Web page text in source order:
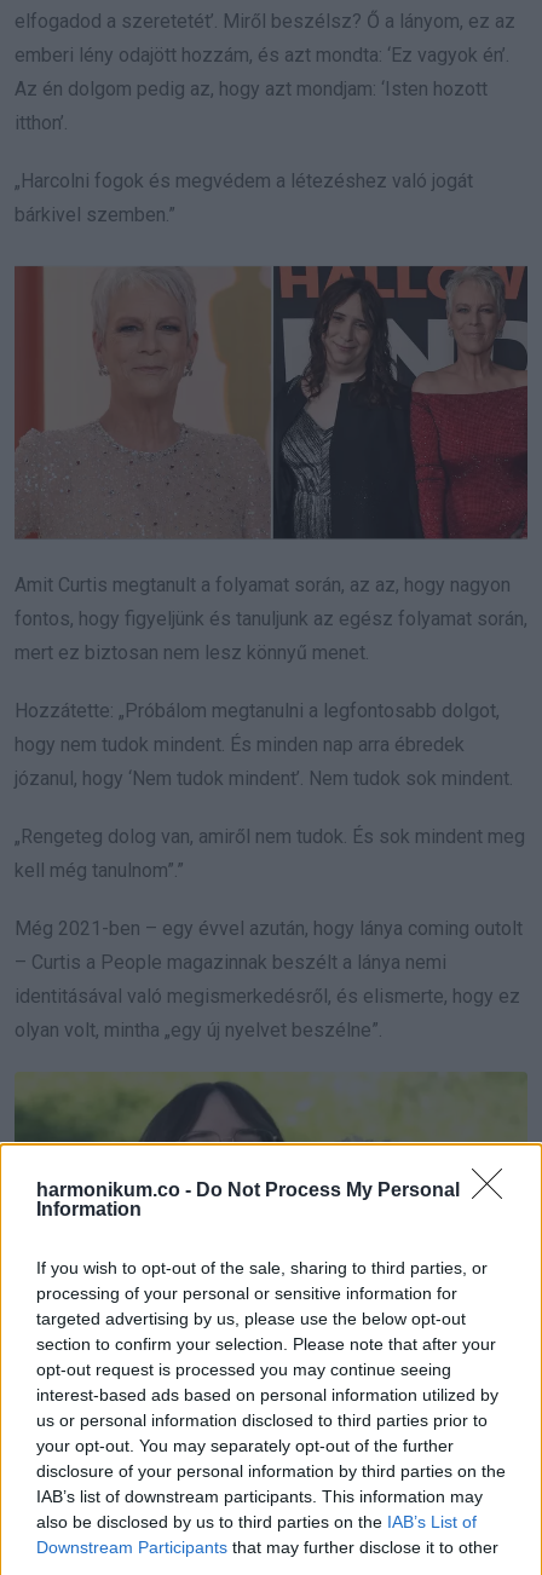
harmonikum.co - Do Not Process My Personal
Information
If you wish to opt-out of the sale, sharing to third parties, or
processing of your personal or sensitive information for
targeted advertising by us, please use the below opt-out
section to confirm your selection. Please note that after your
opt-out request is processed you may continue seeing
interest-based ads based on personal information utilized by
us or personal information disclosed to third parties prior to
your opt-out. You may separately opt-out of the further
disclosure of your personal information by third parties on the
IAB’s list of downstream participants. This information may
also be disclosed by us to third parties on the IAB’s List of
Downstream Participants that may further disclose it to other
elfogadod a szeretetét’. Miről beszélsz? Ő a lányom, ez az
emberi lény odajött hozzám, és azt mondta: ‘Ez vagyok én’.
Az én dolgom pedig az, hogy azt mondjam: ‘Isten hozott
itthon’.
„Harcolni fogok és megvédem a létezéshez való jogát
bárkivel szemben.”
Amit Curtis megtanult a folyamat során, az az, hogy nagyon
fontos, hogy figyeljünk és tanuljunk az egész folyamat során,
mert ez biztosan nem lesz könnyű menet.
Hozzátette: „Próbálom megtanulni a legfontosabb dolgot,
hogy nem tudok mindent. És minden nap arra ébredek
józanul, hogy ‘Nem tudok mindent’. Nem tudok sok mindent.
„Rengeteg dolog van, amiről nem tudok. És sok mindent meg
kell még tanulnom”.”
Még 2021-ben – egy évvel azután, hogy lánya coming outolt
– Curtis a People magazinnak beszélt a lánya nemi
identitásával való megismerkedésről, és elismerte, hogy ez
olyan volt, mintha „egy új nyelvet beszélne”.